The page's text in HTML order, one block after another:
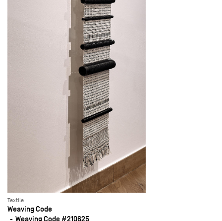
Textile
Weaving Code
Weaving Code #210625